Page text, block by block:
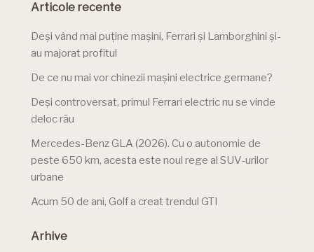
Articole recente
Deși vând mai puține mașini, Ferrari și Lamborghini și-
au majorat profitul
De ce nu mai vor chinezii mașini electrice germane?
Deși controversat, primul Ferrari electric nu se vinde
deloc rău
Mercedes-Benz GLA (2026). Cu o autonomie de
peste 650 km, acesta este noul rege al SUV-urilor
urbane
Acum 50 de ani, Golf a creat trendul GTI
Arhive